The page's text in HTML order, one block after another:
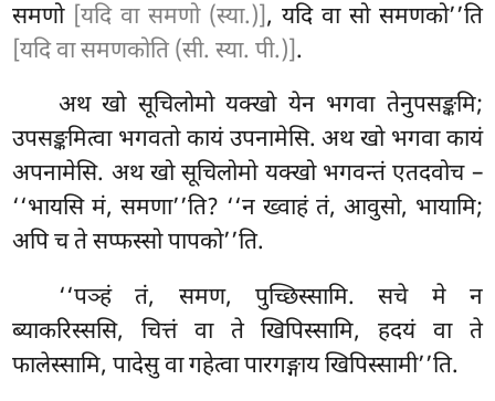
समणो [यदि वा समणो (स्या.)] , यदि वा सो समणको’’ति
[यदि वा समणकोति (सी. स्या. पी.)] .
अथ खो सूचिलोमो यक्खो येन भगवा तेनुपसङ्कमि;
उपसङ्कमित्वा भगवतो कायं उपनामेसि. अथ खो भगवा कायं
अपनामेसि. अथ खो सूचिलोमो यक्खो भगवन्तं एतदवोच –
‘‘भायसि मं, समणा’’ति? ‘‘न ख्वाहं तं, आवुसो, भायामि;
अपि च ते सप्फस्सो पापको’’ति.
‘‘पञ्हं तं, समण, पुच्छिस्सामि. सचे मे न
ब्याकरिस्ससि, चित्तं वा ते खिपिस्सामि, हदयं वा ते
फालेस्सामि, पादेसु वा गहेत्वा पारगङ्गाय खिपिस्सामी’’ति.